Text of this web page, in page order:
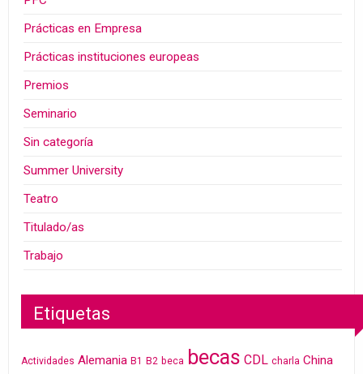
Prácticas en Empresa
Prácticas instituciones europeas
Premios
Seminario
Sin categoría
Summer University
Teatro
Titulado/as
Trabajo
Etiquetas
Actividades Alemania B1 B2 beca becas CDL charla China